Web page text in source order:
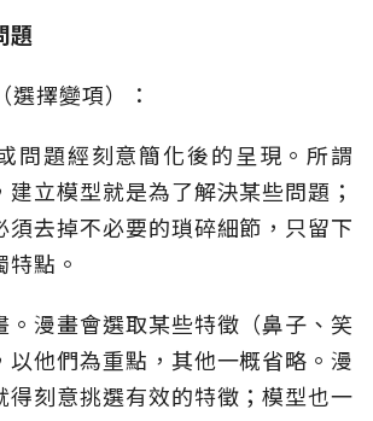
題
擇變項）：
問題經刻意簡化後的呈現。所謂
建立模型就是為了解決某些問題；
須去掉不必要的瑣碎細節，只留下
點。
。漫畫會選取某些特徵（鼻子、笑
以他們為重點，其他一概省略。漫
得刻意挑選有效的特徵；模型也一